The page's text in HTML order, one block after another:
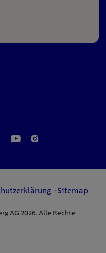
Sitemap
AG 2026. Alle Rechte